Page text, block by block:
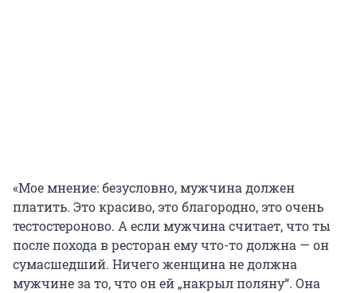
«Мое мнение: безусловно, мужчина должен
платить. Это красиво, это благородно, это очень
тестостероново. А если мужчина считает, что ты
после похода в ресторан ему что-то должна — он
сумасшедший. Ничего женщина не должна
мужчине за то, что он ей „накрыл поляну“. Она